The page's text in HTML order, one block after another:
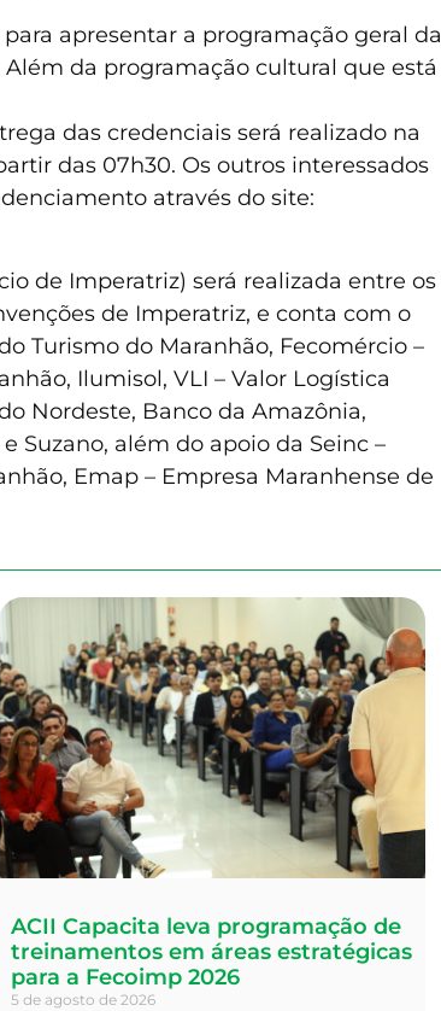
apresentar a programação geral da
da programação cultural que está
das credenciais será realizado na
das 07h30. Os outros interessados
através do site:
de Imperatriz) será realizada entre os
de Imperatriz, e conta com o
Turismo do Maranhão, Fecomércio –
Ilumisol, VLI – Valor Logística
Nordeste, Banco da Amazônia,
Suzano, além do apoio da Seinc –
Emap – Empresa Maranhense de
ACII Capacita leva programação de
treinamentos em áreas estratégicas
para a Fecoimp 2026
5 de agosto de 2026